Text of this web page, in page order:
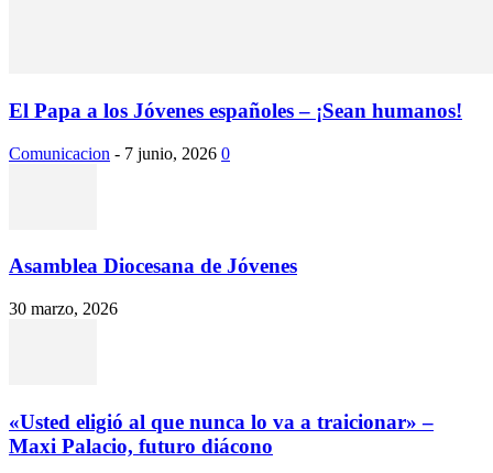
El Papa a los Jóvenes españoles – ¡Sean humanos!
Comunicacion - 7 junio, 2026 0
Asamblea Diocesana de Jóvenes
30 marzo, 2026
«Usted eligió al que nunca lo va a traicionar» –
Maxi Palacio, futuro diácono